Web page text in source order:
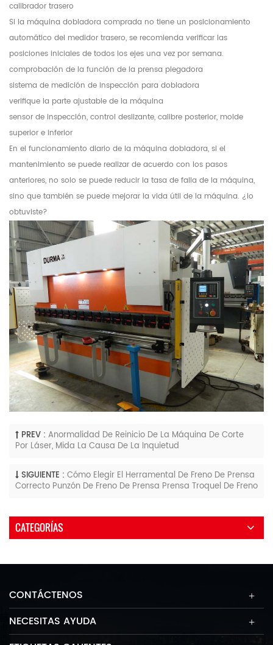
calibrador trasero
Si la máquina dobladora comprada no tiene un posicionamiento
automático del medidor trasero, se recomienda verificar las
posiciones iniciales de todos los ejes una vez por semana.
comprobación de la función de la prensa plegadora
sistema de medición de inspección para dobladora
verifique la parte ajustable de la máquina
sensor de inspección, control deslizante, calibre posterior, molde
superior e inferior
En el funcionamiento diario de la máquina dobladora, si el
mantenimiento se puede realizar de acuerdo con los pasos
anteriores, no solo se puede reducir la tasa de falla de la máquina,
sino que también se puede mejorar la vida útil de la máquina. ¿lo
obtuviste?
PREV : Anormalidad De Reinicio De La Máquina De Corte
Por Láser, Mida La Causa De La Inquietud
SIGUIENTE : Cómo Elegir El Herramental De Freno De Prensa
Correcto Punzón De Freno De Prensa Prensa Troquel De Freno
CATEGORÍAS
CONTÁCTENOS
NECESITAS AYUDA